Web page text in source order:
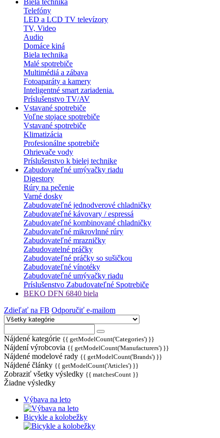
Biela technika
Telefóny
LED a LCD TV televízory
TV, Video
Audio
Domáce kiná
Biela technika
Malé spotrebiče
Multimédiá a zábava
Fotoaparáty a kamery
Inteligentné smart zariadenia.
Príslušenstvo TV/AV
Vstavané spotrebiče
Voľne stojace spotrebiče
Vstavané spotrebiče
Klimatizácia
Profesionálne spotrebiče
Ohrievače vody
Príslušenstvo k bielej technike
Zabudovateľné umývačky riadu
Digestory
Rúry na pečenie
Varné dosky
Zabudovateľné jednodverové chladničky
Zabudovateľné kávovary / espressá
Zabudovateľné kombinované chladničky
Zabudovateľné mikrovlnné rúry
Zabudovateľné mrazničky
Zabudovatelné práčky
Zabudovateľné práčky so sušičkou
Zabudovateľné vínotéky
Zabudovateľné umývačky riadu
Príslušenstvo Zabudovateľné Spotrebiče
BEKO DFN 6840 biela
Zdieľať na FB Odporučiť e-mailom
Nájdené kategórie {{ getModelCount('Categories') }}
Nájdení výrobcovia {{ getModelCount('Manufacturers') }}
Nájdené modelové rady {{ getModelCount('Brands') }}
Nájdené články {{ getModelCount('Articles') }}
Zobraziť všetky výsledky {{ matchesCount }}
Žiadne výsledky
Výbava na leto
Bicykle a kolobežky